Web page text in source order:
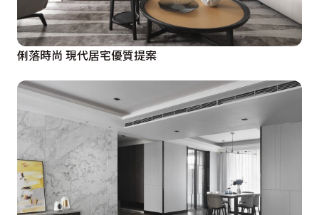
俐落時尚 現代居宅優質提案